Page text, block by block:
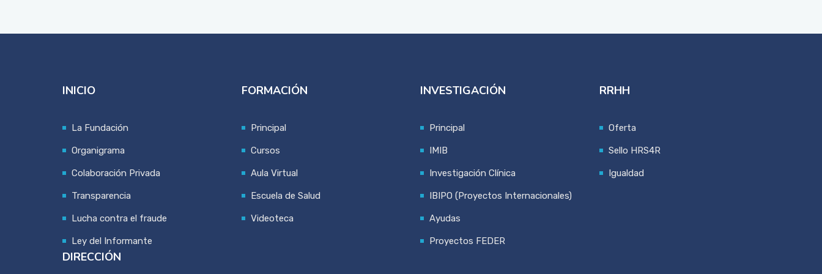
INICIO
La Fundación
Organigrama
Colaboración Privada
Transparencia
Lucha contra el fraude
Ley del Informante
FORMACIÓN
Principal
Cursos
Aula Virtual
Escuela de Salud
Videoteca
INVESTIGACIÓN
Principal
IMIB
Investigación Clínica
IBIPO (Proyectos Internacionales)
Ayudas
Proyectos FEDER
RRHH
Oferta
Sello HRS4R
Igualdad
DIRECCIÓN